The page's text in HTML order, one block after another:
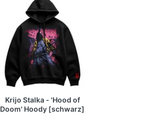
Krijo Stalka - 'Hood of
Doom' Hoody [schwarz]